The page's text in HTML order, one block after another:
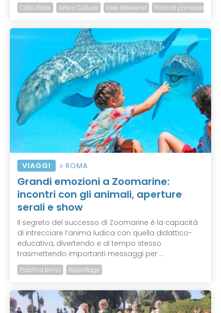
Città d'arte Arte e Cultura Idee Weekend Ponti di primavera
VIAGGI ROMA
Grandi emozioni a Zoomarine:
incontri con gli animali, aperture
serali e show
Il segreto del successo di Zoomarine è la capacità
di intrecciare l’anima ludica con quella didattico-
educativa, divertendo e al tempo stesso
trasmettendo importanti messaggi per ...
Parchi a tema Reportage